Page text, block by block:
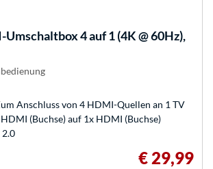
4 auf 1 (4K @ 60Hz),
Anschluss von 4 HDMI-Quellen an 1 TV
(Buchse) auf 1x HDMI (Buchse)
€ 29,99